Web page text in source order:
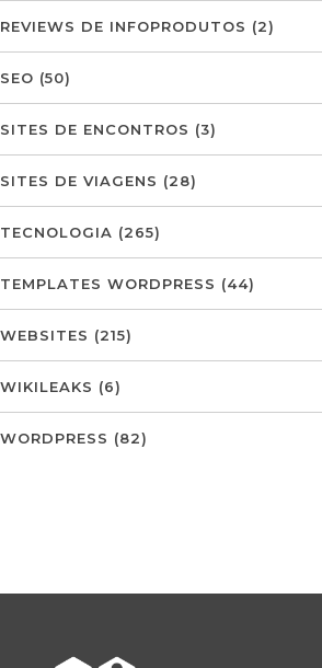
REVIEWS DE INFOPRODUTOS (2)
SEO (50)
SITES DE ENCONTROS (3)
SITES DE VIAGENS (28)
TECNOLOGIA (265)
TEMPLATES WORDPRESS (44)
WEBSITES (215)
WIKILEAKS (6)
WORDPRESS (82)